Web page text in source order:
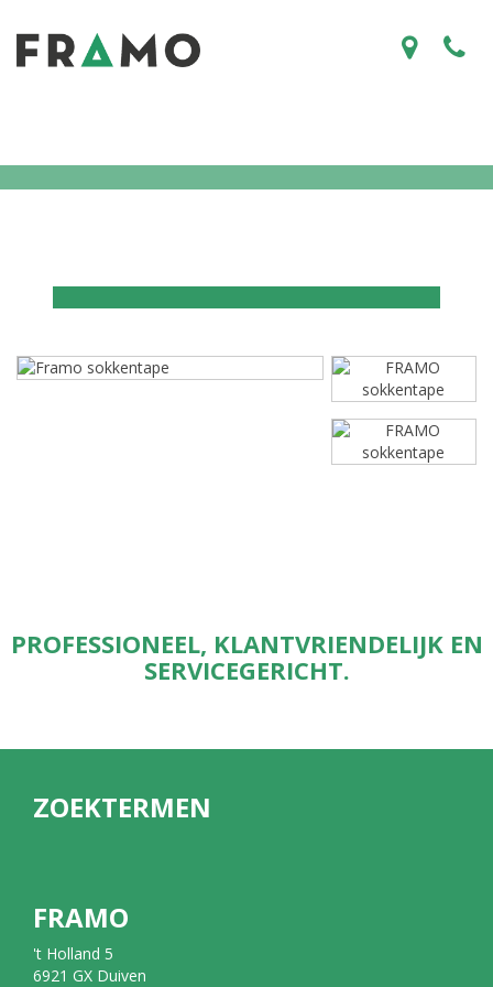
PROFESSIONEEL, KLANTVRIENDELIJK EN
SERVICEGERICHT.
ZOEKTERMEN
FRAMO
't Holland 5
6921 GX Duiven